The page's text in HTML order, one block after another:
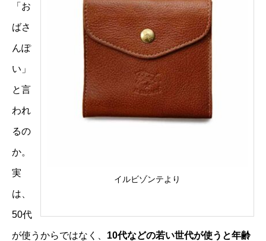
イルビゾンテより
「お
ばさ
んぽ
い」
と言
われ
るの
か。
実
は、
50代
が使うからではなく、 10代などの若い世代が使うと年齢